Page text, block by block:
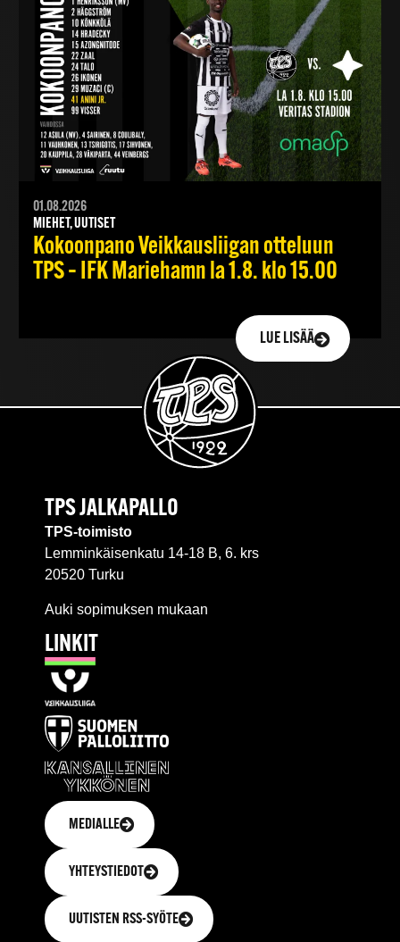
01.08.2026
MIEHET, UUTISET
Kokoonpano Veikkausliigan otteluun
TPS – IFK Mariehamn la 1.8. klo 15.00
LUE LISÄÄ
TPS JALKAPALLO
TPS-toimisto
Lemminkäisenkatu 14-18 B, 6. krs
20520 Turku
Auki sopimuksen mukaan
LINKIT
MEDIALLE
YHTEYSTIEDOT
UUTISTEN RSS-SYÖTE